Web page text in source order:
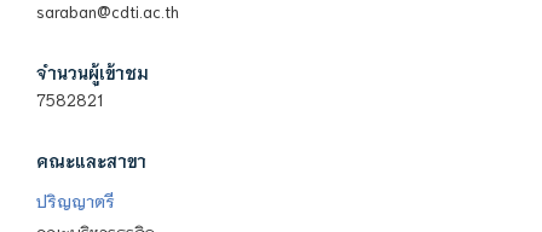
saraban@cdti.ac.th
จำนวนผู้เข้าชม
7582821
คณะและสาขา
ปริญญาตรี